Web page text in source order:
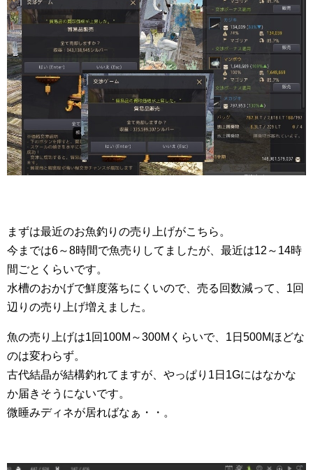
まずは最近のお魚釣りの売り上げがこちら。
今までは6～8時間で魚売りしてましたが、最近は12～14時
間ごとくらいです。
水槽のおかげで鮮度落ちにくいので、売る回数減って、1回
辺りの売り上げ増えました。
魚の売り上げは1回100M～300Mくらいで、1日500Mほどな
のは変わらず。
古代結晶が結構釣れてますが、やっぱり1日1Gにはなかな
か届きそうにないです。
微睡みディネが居ればなぁ・・。